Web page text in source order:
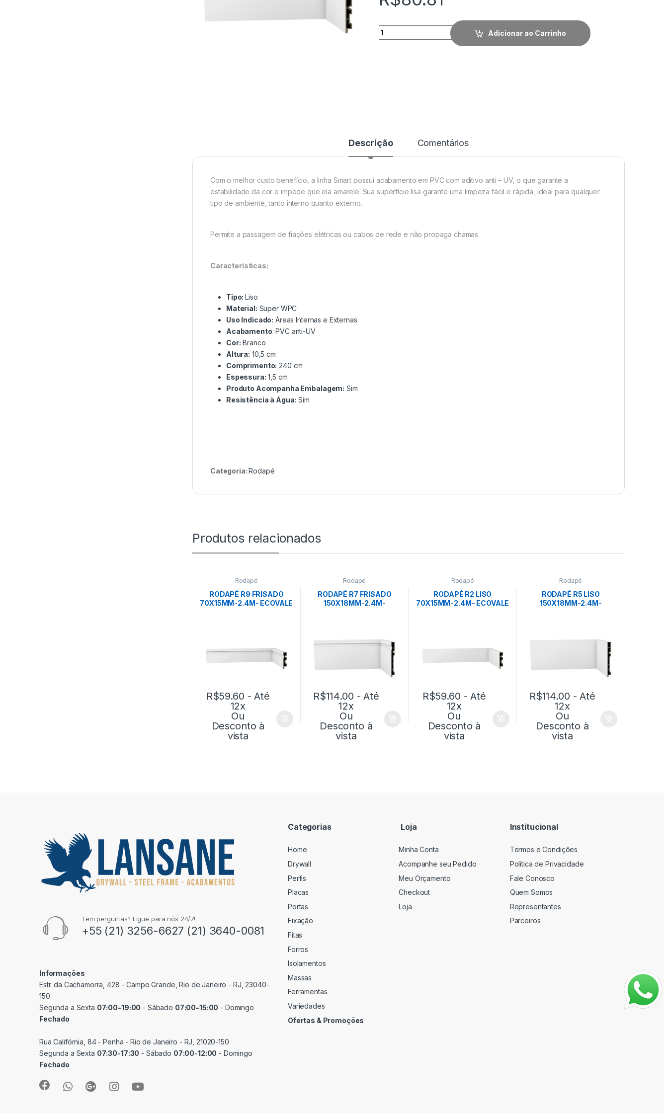
Quantidade
Adicionar ao Carrinho
Descrição Comentários
Com o melhor custo benefício, a linha Smart possui acabamento em PVC com aditivo anti – UV, o que garante a
estabilidade da cor e impede que ela amarele. Sua superfície lisa garante uma limpeza fácil e rápida, ideal para qualquer
tipo de ambiente, tanto interno quanto externo.
Permite a passagem de fiações elétricas ou cabos de rede e não propaga chamas.
Características:
Tipo:Liso
Material: Super WPC
Uso Indicado: Áreas Internas e Externas
Acabamento: PVC anti-UV
Cor: Branco
Altura: 10,5 cm
Comprimento: 240 cm
Espessura: 1,5 cm
Produto Acompanha Embalagem: Sim
Resistência à Água: Sim
Categoria:Rodapé
Produtos relacionados
Rodapé
RODAPÉ R9 FRISADO
70X15MM-2.4M- ECOVALE
R$59.60 - Até
12x
Ou
Desconto à
vista
Rodapé
RODAPÉ R7 FRISADO
150X18MM-2.4M-
R$114.00 - Até
12x
Ou
Desconto à
vista
Rodapé
RODAPÉ R2 LISO
70X15MM-2.4M- ECOVALE
R$59.60 - Até
12x
Ou
Desconto à
vista
Rodapé
RODAPÉ R5 LISO
150X18MM-2.4M-
R$114.00 - Até
12x
Ou
Desconto à
vista
Tem perguntas? Ligue para nós 24/7!
+55 (21) 3256-6627 (21) 3640-0081
Informações
Estr. da Cachamorra, 428 - Campo Grande, Rio de Janeiro - RJ, 23040-
150
Segunda a Sexta 07:00–19:00 - Sábado 07:00–15:00 - Domingo
Fechado
Rua Califórnia, 84 - Penha - Rio de Janeiro - RJ, 21020-150
Segunda a Sexta 07:30-17:30 - Sábado 07:00-12:00 - Domingo
Fechado
Categorias
Home
Drywall
Perfis
Placas
Portas
Fixação
Fitas
Forros
Isolamentos
Massas
Ferramentas
Variedades
Ofertas & Promoções
Loja
Minha Conta
Acompanhe seu Pedido
Meu Orçamento
Checkout
Loja
Institucional
Termos e Condições
Política de Privacidade
Fale Conosco
Quem Somos
Representantes
Parceiros